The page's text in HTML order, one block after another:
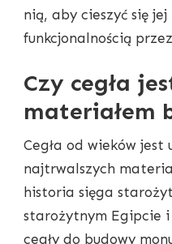
nią, aby cieszyć się
funkcjonalnością
Czy cegła
materiałem
Cegła od wieków jest
najtrwalszych
historia sięga
starożytnym Egipcie
cegły do budowy